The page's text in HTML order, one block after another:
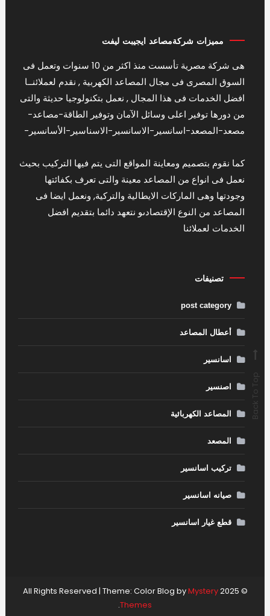
مميزات شركةمصاعد ايجيبت ليفت
هى شركة مصرية تأسست منذ اكثر من 10 سنوات وتعمل فى
السوق المصرى فى مجال المصاعد الكهربية , نقدم لعملائنــا
افضل الخدمات فى هذا المجال , نعمل بتكنولوجيا حديثة والتى
من دورها توفير اعلى وسائل الآمان وتوفير الطاقة-مصاعد-
مصعد-المصعد-اسانسير-الاسانسير-الاسناسير-الأسانسير-
كما نقوم بتصميم ومعاينة المواقع التى يتم فيها التركيب بحيث
نعمل فى انواع من المصاعد معينة والتى تعرف بكفائتها
وجودتها وهى الماركات الايطالية والتركية, ونعمل ايضا فى
المصاعد من النوع الإقتصادىو نتعهد دائما بتقديم افضل
الخدمات لعملائنا
تصنيفات
post category
أعطال المصاعد
اسانسير
اصنسير
المصاعد الكهربائية
المصعد
تركيب اسانسير
صيانه اسانسير
قطع غيار اسانسير
© 2025 All Rights Reserved
| Theme: Color Blog byMystery
Themes
.
Back To Top